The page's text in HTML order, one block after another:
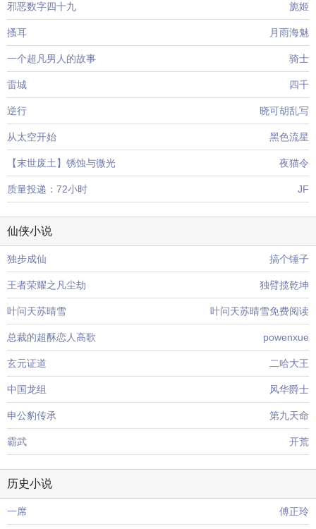
邪恶数字四十九 旎姬
搔耳 月雨海魅
一个超凡男人的故事 骑士
雷城 四千
逆行 晓可胡乱写
从太空开始 黑色流星
【末世废土】锈蚀与微光 夜猫令
质量投递：72小时 JF
仙侠小说
独步成仙 搞个锤子
王者荣耀之凡尘劫 独臂揽乾坤
叶问天苏晴雪 叶问天苏晴雪免费阅读
总裁的超酥恋人高歌 powenxue
玄元证道 二哈大王
中国龙组 风华爵士
申公豹传承 第九天命
霸武 开荒
历史小说
一席 傅正玲